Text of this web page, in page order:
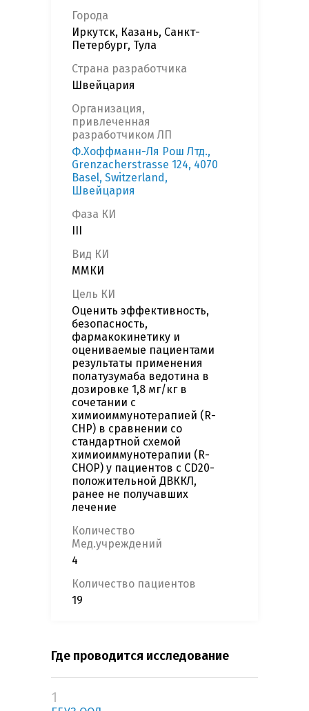
Города
Иркутск, Казань, Санкт-
Петербург, Тула
Страна разработчика
Швейцария
Организация,
привлеченная
разработчиком ЛП
Ф.Хоффманн-Ля Рош Лтд.,
Grenzacherstrasse 124, 4070
Basel, Switzerland,
Швейцария
Фаза КИ
Вид КИ
ММКИ
Цель КИ
Оценить эффективность,
безопасность,
фармакокинетику и
оцениваемые пациентами
результаты применения
полатузумаба ведотина в
дозировке 1,8 мг/кг в
сочетании с
химиоиммунотерапией (R-
CHP) в сравнении со
стандартной схемой
химиоиммунотерапии (R-
CHOP) у пациентов с CD20-
положительной ДВККЛ,
ранее не получавших
лечение
Количество
Мед.учреждений
4
Количество пациентов
19
Где проводится исследование
1